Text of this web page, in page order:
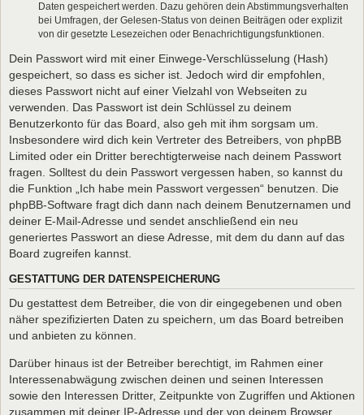
Daten gespeichert werden. Dazu gehören dein Abstimmungsverhalten
bei Umfragen, der Gelesen-Status von deinen Beiträgen oder explizit
von dir gesetzte Lesezeichen oder Benachrichtigungsfunktionen.
Dein Passwort wird mit einer Einwege-Verschlüsselung (Hash)
gespeichert, so dass es sicher ist. Jedoch wird dir empfohlen,
dieses Passwort nicht auf einer Vielzahl von Webseiten zu
verwenden. Das Passwort ist dein Schlüssel zu deinem
Benutzerkonto für das Board, also geh mit ihm sorgsam um.
Insbesondere wird dich kein Vertreter des Betreibers, von phpBB
Limited oder ein Dritter berechtigterweise nach deinem Passwort
fragen. Solltest du dein Passwort vergessen haben, so kannst du
die Funktion „Ich habe mein Passwort vergessen“ benutzen. Die
phpBB-Software fragt dich dann nach deinem Benutzernamen und
deiner E-Mail-Adresse und sendet anschließend ein neu
generiertes Passwort an diese Adresse, mit dem du dann auf das
Board zugreifen kannst.
GESTATTUNG DER DATENSPEICHERUNG
Du gestattest dem Betreiber, die von dir eingegebenen und oben
näher spezifizierten Daten zu speichern, um das Board betreiben
und anbieten zu können.
Darüber hinaus ist der Betreiber berechtigt, im Rahmen einer
Interessenabwägung zwischen deinen und seinen Interessen
sowie den Interessen Dritter, Zeitpunkte von Zugriffen und Aktionen
zusammen mit deiner IP-Adresse und der von deinem Browser